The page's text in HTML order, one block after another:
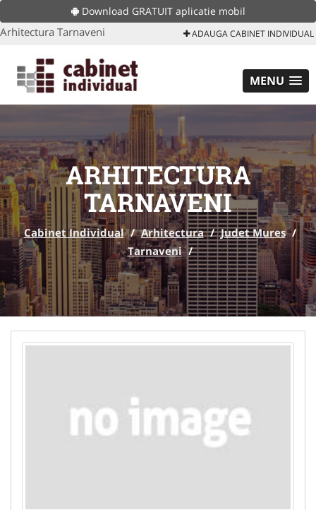
Download GRATUIT aplicatie mobil
Arhitectura Tarnaveni ADAUGA CABINET INDIVIDUAL
MENU
ARHITECTURA
TARNAVENI
Cabinet Individual / Arhitectura / Judet Mures /
Tarnaveni /